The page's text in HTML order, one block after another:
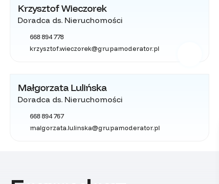
Krzysztof Wieczorek
Doradca ds. Nieruchomości
668 894 778
krzysztof.wieczorek@grupamoderator.pl
Małgorzata Lulińska
Doradca ds. Nieruchomości
668 894 767
malgorzata.lulinska@grupamoderator.pl